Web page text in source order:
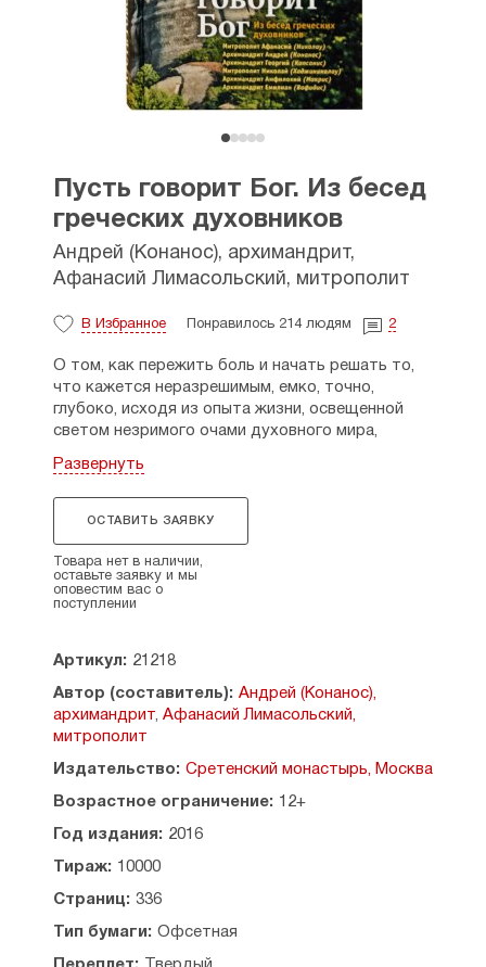
Пусть говорит Бог. Из бесед
греческих духовников
Андрей (Конанос), архимандрит,
Афанасий Лимасольский, митрополит
В Избранное Понравилось 214 людям 2
О том, как пережить боль и начать решать то,
что кажется неразрешимым, емко, точно,
глубоко, исходя из опыта жизни, освещенной
светом незримого очами духовного мира,
Откровение духовной перспективы бытия
совершает переворот в человеке: даже
оказавшись на дне ада, он понимает, что выход
есть, есть освобождение. Об этом книга,
которую вы держите в руках. Она содержит
фрагменты бесед известных духовников:
митрополита Афанасия (Николау), архимандрита
(Хаджиниколау), архимандрита Амфилохия
(Макриса), архимандрита Емилиана (Вафидиса).
В книге использованы материалы как
не издававшиеся ранее, так и уже
«Православие. Ru», «Татьянин день»,
«Православие и мир».
Рекомендовано к публикации Издательским
советом Русской Православной Церкви.
Издание2-е.
Содержание:
Развернуть
ОСТАВИТЬ ЗАЯВКУ
Товара нет в наличии,
оставьте заявку и мы
оповестим вас о
поступлении
Артикул: 21218
Автор (составитель): Андрей (Конанос),
архимандрит, Афанасий Лимасольский,
митрополит
Издательство: Сретенский монастырь, Москва
Возрастное ограничение: 12+
Год издания: 2016
Тираж: 10000
Страниц: 336
Тип бумаги: Офсетная